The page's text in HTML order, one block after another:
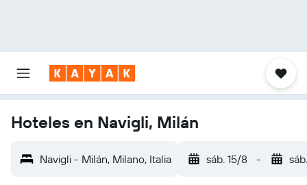
Hoteles en Navigli, Milán
Navigli - Milán, Milano, Italia sáb. 15/8 -